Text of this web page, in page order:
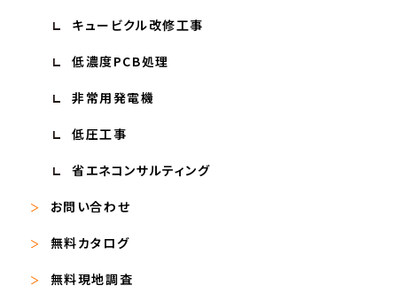
キュービクル改修工事
低濃度PCB処理
非常用発電機
低圧工事
省エネコンサルティング
お問い合わせ
無料カタログ
無料現地調査